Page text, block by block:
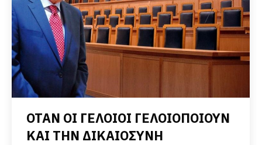
ΟΤΑΝ ΟΙ ΓΕΛΟΙΟΙ ΓΕΛΟΙΟΠΟΙΟΥΝ
ΚΑΙ ΤΗΝ ΔΙΚΑΙΟΣΥΝΗ